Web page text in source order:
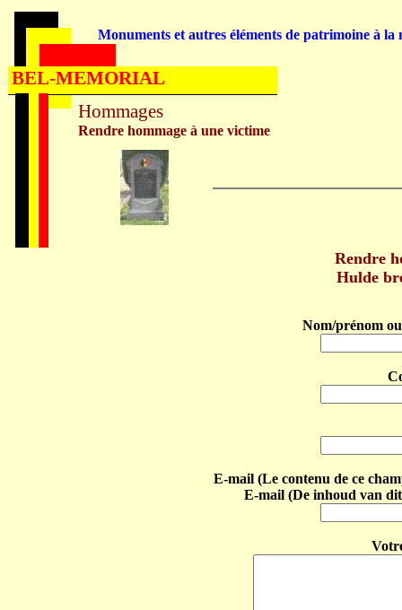
Rendre
Hulde
Nom/prénom
E-mail (Le contenu de ce
E-mail (De inhoud van
Hommages
Rendre hommage à une victime
Monuments et autres éléments de patrimoine à la
BEL-MEMORIAL